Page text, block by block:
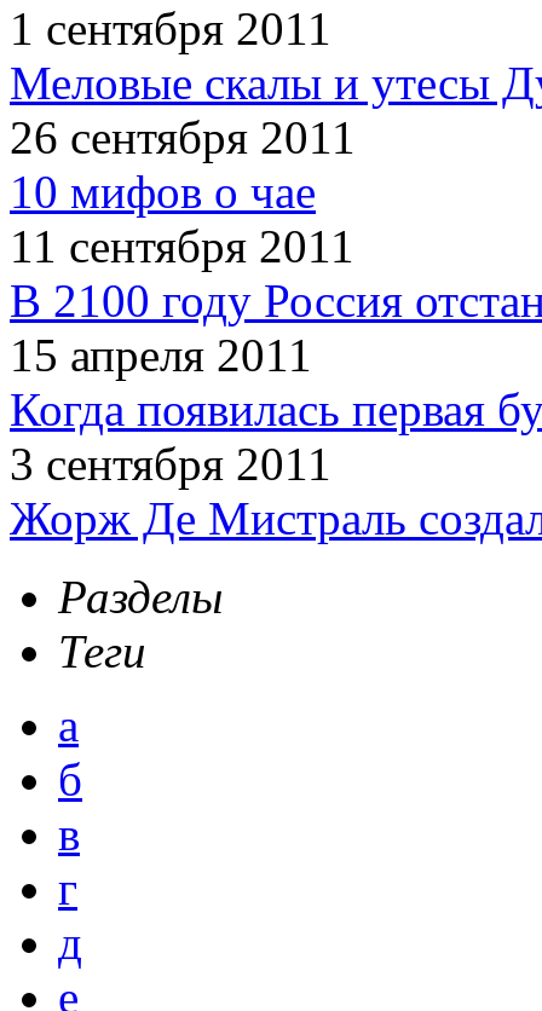
1 сентября 2011
Меловые скалы и утесы
26 сентября 2011
10 мифов о чае
11 сентября 2011
В 2100 году Россия
15 апреля 2011
Когда появилась первая
3 сентября 2011
Жорж Де Мистраль
Разделы
Теги
а
б
в
г
д
е